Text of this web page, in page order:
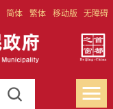
简体 繁体 移动版 无障碍